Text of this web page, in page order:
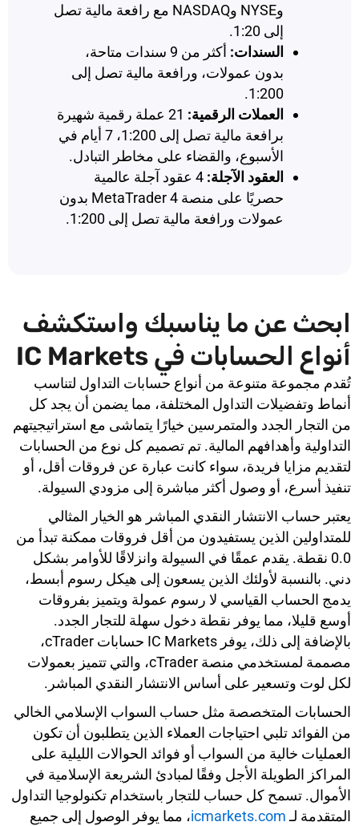
وNYSE وNASDAQ مع رافعة مالية تصل
إلى 1:20.
السندات:
أكثر من 9 سندات متاحة،
بدون عمولات، ورافعة مالية تصل إلى
1:200.
العملات الرقمية:
21 عملة رقمية شهيرة
برافعة مالية تصل إلى 1:200، 7 أيام في
الأسبوع، والقضاء على مخاطر التبادل.
العقود الآجلة:
4 عقود آجلة عالمية
حصريًا على منصة MetaTrader 4 بدون
عمولات ورافعة مالية تصل إلى 1:200.
ابحث عن ما يناسبك واستكشف
أنواع الحسابات في IC Markets
تُقدم مجموعة متنوعة من أنواع حسابات التداول لتناسب
أنماط وتفضيلات التداول المختلفة، مما يضمن أن يجد كل
من التجار الجدد والمتمرسين خيارًا يتماشى مع استراتيجيتهم
التداولية وأهدافهم المالية. تم تصميم كل نوع من الحسابات
لتقديم مزايا فريدة، سواء كانت عبارة عن فروقات أقل، أو
تنفيذ أسرع، أو وصول أكثر مباشرة إلى مزودي السيولة.
يعتبر حساب الانتشار النقدي المباشر هو الخيار المثالي
للمتداولين الذين يستفيدون من أقل فروقات ممكنة تبدأ من
0.0 نقطة. يقدم عمقًا في السيولة وانزلاقًا للأوامر بشكل
دني. بالنسبة لأولئك الذين يسعون إلى هيكل رسوم أبسط،
يدمج الحساب القياسي لا رسوم عمولة ويتميز بفروقات
أوسع قليلا، مما يوفر نقطة دخول سهلة للتجار الجدد.
بالإضافة إلى ذلك، يوفر IC Markets حسابات cTrader،
مصممة لمستخدمي منصة cTrader، والتي تتميز بعمولات
لكل لوت وتسعير على أساس الانتشار النقدي المباشر.
الحسابات المتخصصة مثل حساب السواب الإسلامي الخالي
من الفوائد تلبي احتياجات العملاء الذين يتطلبون أن تكون
العمليات خالية من السواب أو فوائد الحوالات الليلية على
المراكز الطويلة الأجل وفقًا لمبادئ الشريعة الإسلامية في
الأموال. تسمح كل حساب للتجار باستخدام تكنولوجيا التداول
المتقدمة لـicmarkets.com، مما يوفر الوصول إلى جميع